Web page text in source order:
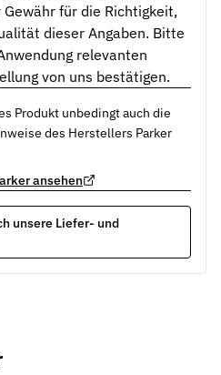
für die Richtigkeit,
dieser Angaben. Bitte
relevanten
von uns bestätigen.
Produkt unbedingt auch die
des Herstellers Parker
ansehen
unsere Liefer- und